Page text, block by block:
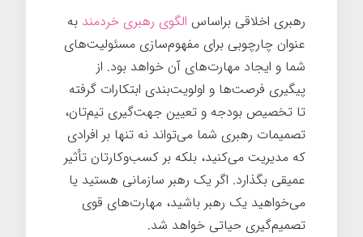
رهبری اخلاقی براساس الگوی رهبری خردمند به
عنوان چارچوبی برای مفهوم‌سازی مسئولیت‌های
شما و ایجاد مهارت‌های آن خواهد بود. از
پیگیری فرصت‌ها و اولویت‌بندی ابتکارات گرفته
تا تخصیص بودجه و تعیین جهت‌گیری تیم‌تان،
تصمیمات رهبری شما می‌تواند نه تنها بر افرادی
که مدیریت می‌کنید، بلکه بر کسب‌وکارتان تأثیر
عمیقی بگذارد. اگر یک رهبر سازمانی هستید یا
می‌خواهید یک رهبر باشید، مهارت‌های قوی
تصمیم‌گیری حیاتی خواهد شد.